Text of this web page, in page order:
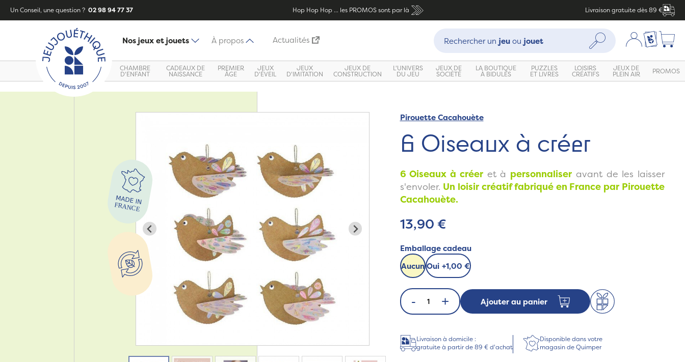
Un Conseil, une question ? 02 98 94 77 37 Hop Hop Hop ... les PROMOS sont par là Livraison gratuite dès 89 €
Nos jeux et jouets À propos Actualités
Recherche :
Rechercher un jeuou jouet Rechercher Mon compte
Ma liste
CHAMBRE
D'ENFANT
CADEAUX DE
NAISSANCE
PREMIER
ÂGE
JEUX
D'ÉVEIL
JEUX
D'IMITATION
JEUX DE
CONSTRUCTION
L'UNIVERS
DU JEU
JEUX DE
SOCIÉTÉ
LA BOUTIQUE
À BIDULES
PUZZLES
ET LIVRES
LOISIRS
CRÉATIFS
JEUX DE
PLEIN AIR PROMOS
Pirouette Cacahouète
6 Oiseaux à créer
6 Oiseaux à créeret à personnaliser avant de les laisser
s'envoler. Un loisir créatif fabriqué en France par Pirouette
Cacahouète.
13,90 €
Emballage cadeau
AucunOui +1,00 €
- + Ajouter au panier
Livraison à domicile :
gratuite à partir de 89 € d'achat
Disponible dans votre
magasin de Quimper